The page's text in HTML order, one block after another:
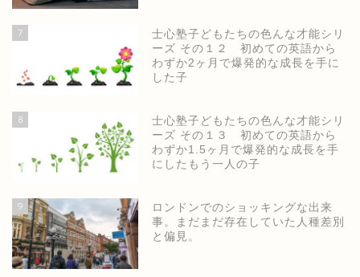
7
士心塾子どもたちの色んな才能シリ
ーズ その１２ 初めての英語から
わずか2ヶ月で爆発的な成長を手に
した子
8
士心塾子どもたちの色んな才能シリ
ーズ その１３ 初めての英語から
わずか1.5ヶ月で爆発的な成長を手
にしたもう一人の子
9
ロンドンでのショッキングな出来
事。まだまだ存在していた人種差別
と偏見。